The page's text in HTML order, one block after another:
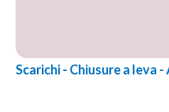
Scarichi - Chiusure a leva